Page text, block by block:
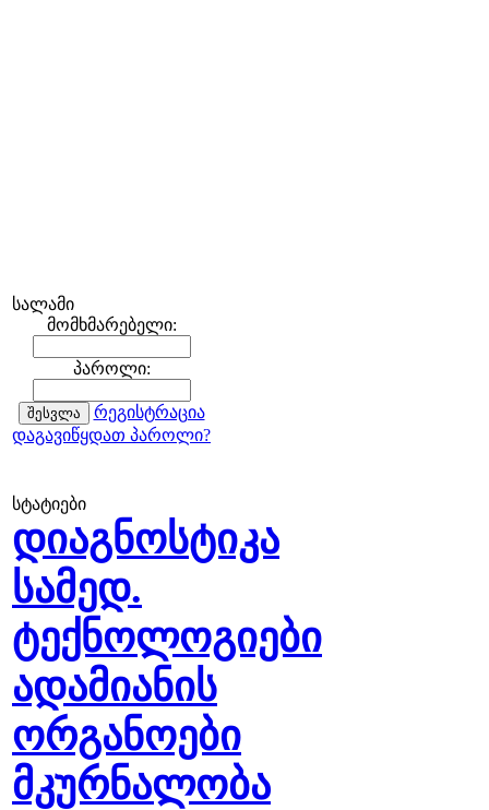
სალამი
მომხმარებელი:
პაროლი:
რეგისტრაცია
დაგავიწყდათ პაროლი?
სტატიები
დიაგნოსტიკა
სამედ.
ტექნოლოგიები
ადამიანის
ორგანოები
მკურნალობა